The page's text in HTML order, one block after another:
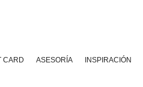
CARD ASESORÍA INSPIRACIÓN